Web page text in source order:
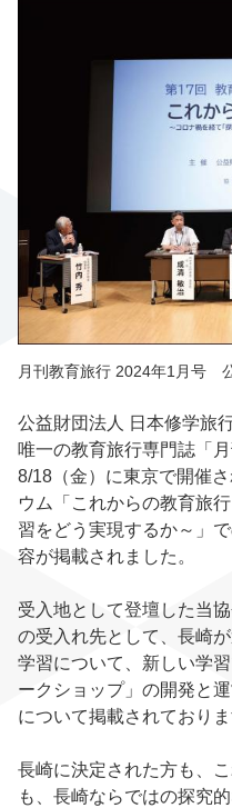
公益財団法人 日本修学旅
唯一の教育旅行専門誌「
8/18（金）に東京で開催
ウム「これからの教育旅
習をどう実現するか～」
容が掲載されました。
受入地として登壇した当
の受入れ先として、長崎
学習について、新しい学
ークショップ」の開発と
について掲載されておりま
長崎に決定された方も、
も、長崎ならではの探究
月刊教育旅行 2024年1月号